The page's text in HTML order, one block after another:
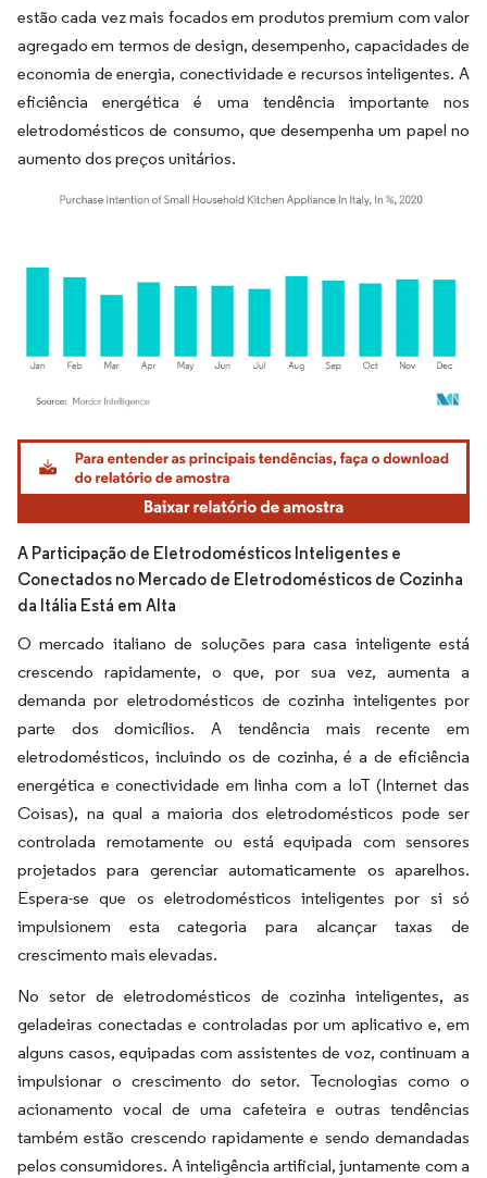
estão cada vez mais focados em produtos premium com valor
agregado em termos de design, desempenho, capacidades de
economia de energia, conectividade e recursos inteligentes. A
eficiência energética é uma tendência importante nos
eletrodomésticos de consumo, que desempenha um papel no
aumento dos preços unitários.
Imagem © Mordor Intelligence. O reuso requer atribuição conforme CC BY 4.0.
A Participação de Eletrodomésticos Inteligentes e
Conectados no Mercado de Eletrodomésticos de Cozinha
da Itália Está em Alta
O mercado italiano de soluções para casa inteligente está
crescendo rapidamente, o que, por sua vez, aumenta a
demanda por eletrodomésticos de cozinha inteligentes por
parte dos domicílios. A tendência mais recente em
eletrodomésticos, incluindo os de cozinha, é a de eficiência
energética e conectividade em linha com a IoT (Internet das
Coisas), na qual a maioria dos eletrodomésticos pode ser
controlada remotamente ou está equipada com sensores
projetados para gerenciar automaticamente os aparelhos.
Espera-se que os eletrodomésticos inteligentes por si só
impulsionem esta categoria para alcançar taxas de
crescimento mais elevadas.
No setor de eletrodomésticos de cozinha inteligentes, as
geladeiras conectadas e controladas por um aplicativo e, em
alguns casos, equipadas com assistentes de voz, continuam a
impulsionar o crescimento do setor. Tecnologias como o
acionamento vocal de uma cafeteira e outras tendências
também estão crescendo rapidamente e sendo demandadas
pelos consumidores. A inteligência artificial, juntamente com a